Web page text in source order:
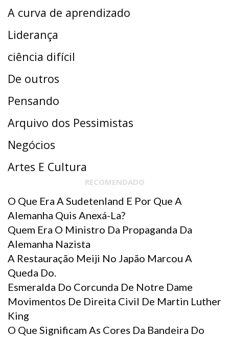
A curva de aprendizado
Liderança
ciência difícil
De outros
Pensando
Arquivo dos Pessimistas
Negócios
Artes E Cultura
RECOMENDADO
O Que Era A Sudetenland E Por Que A
Alemanha Quis Anexá-La?
Quem Era O Ministro Da Propaganda Da
Alemanha Nazista
A Restauração Meiji No Japão Marcou A
Queda Do.
Esmeralda Do Corcunda De Notre Dame
Movimentos De Direita Civil De Martin Luther
King
O Que Significam As Cores Da Bandeira Do